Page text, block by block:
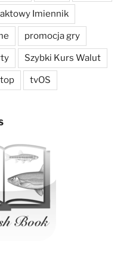
Imiennik
promocja gry
Szybki Kurs Walut
top tvOS